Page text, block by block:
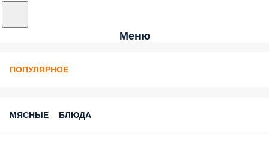
Меню
ПОПУЛЯРНОЕ
МЯСНЫЕ БЛЮДА